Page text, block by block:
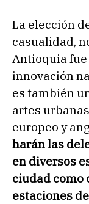
La elección
casualidad,
Antioquia fue
innovación
es también
artes
europeo y
harán las
en diversos
ciudad como
estaciones